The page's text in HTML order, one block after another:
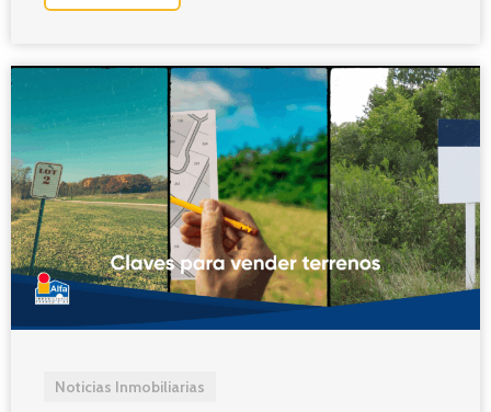
Noticias Inmobiliarias